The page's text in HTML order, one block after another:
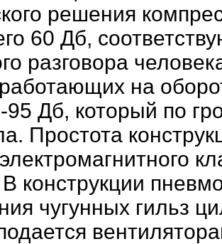
решения
60 Дб,
разговора
работающих на
Дб, который по
Простота
конструкции
чугунных гильз